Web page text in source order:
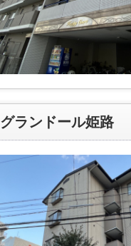
グランドール姫路